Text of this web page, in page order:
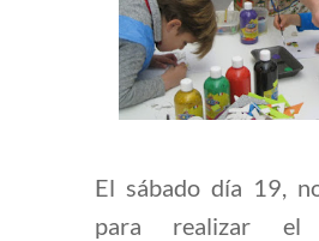
El sábado día 19,
para realizar